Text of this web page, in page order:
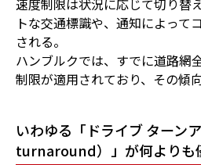
速度制限は状況に応じて切り替
トな交通標識や、通知によって
される。
ハンブルクでは、すでに道路網
制限が適用されており、その傾
いわゆる「ドライブ ターン
turnaround）」が何よりも